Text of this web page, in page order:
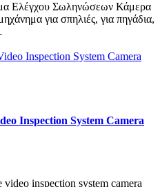
€.
Ελέγχου Σωληνώσεων Κάμερα
για σπηλιές, για πηγάδια,
Inspection System Camera
inspection system camera